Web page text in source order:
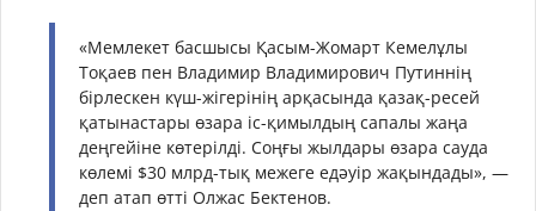
«Мемлекет басшысы Қасым-Жомарт Кемелұлы
Тоқаев пен Владимир Владимирович Путиннің
бірлескен күш-жігерінің арқасында қазақ-ресей
қатынастары өзара іс-қимылдың сапалы жаңа
деңгейіне көтерілді. Соңғы жылдары өзара сауда
көлемі $30 млрд-тық межеге едәуір жақындады», —
деп атап өтті Олжас Бектенов.